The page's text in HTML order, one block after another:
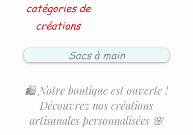
catégories de
créations
Sacs à main
🛍️ Notre boutique est ouverte !
Découvrez nos créations
artisanales personnalisées 🌸